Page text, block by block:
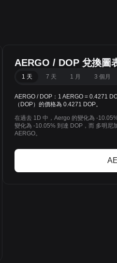
AERGO / DOP 兌換圖
1 天 7 天 1 月 3 個月
AERGO / DOP：1 AERGO = 0.4271
（DOP）的價格為 0.4271 DOP。
在過去 1D 中，Aergo 的變化為 -
變化為 -10.05% 到達 DOP，而 多明尼
AERGO。